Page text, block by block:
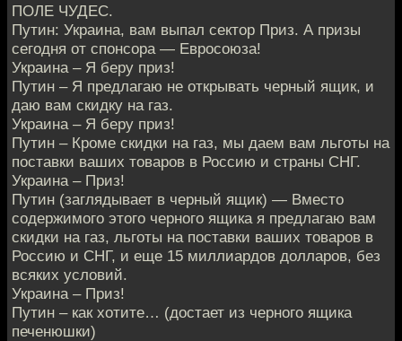
ПОЛЕ ЧУДЕС.
Путин: Украина, вам выпал сектор Приз. А призы
сегодня от спонсора — Евросоюза!
Украина – Я беру приз!
Путин – Я предлагаю не открывать черный ящик, и
даю вам скидку на газ.
Украина – Я беру приз!
Путин – Кроме скидки на газ, мы даем вам льготы на
поставки ваших товаров в Россию и страны СНГ.
Украина – Приз!
Путин (заглядывает в черный ящик) — Вместо
содержимого этого черного ящика я предлагаю вам
скидки на газ, льготы на поставки ваших товаров в
Россию и СНГ, и еще 15 миллиардов долларов, без
всяких условий.
Украина – Приз!
Путин – как хотите… (достает из черного ящика
печенюшки)